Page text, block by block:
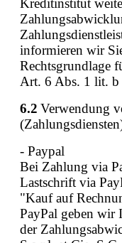
Kreditinstitut
informieren wir
Rechtsgrundlage
Art. 6 Abs. 1 lit.
6.2 Verwendung
- Paypal
Bei Zahlung via
Lastschrift via
"Kauf auf
PayPal geben wir
der